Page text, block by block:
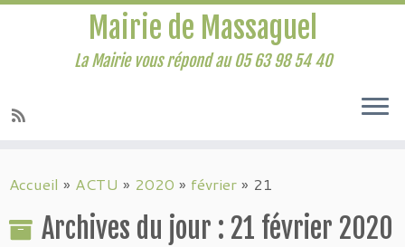
Mairie de Massaguel
La Mairie vous répond au 05 63 98 54 40
Accueil » ACTU » 2020 » février » 21
Archives du jour : 21 février 2020